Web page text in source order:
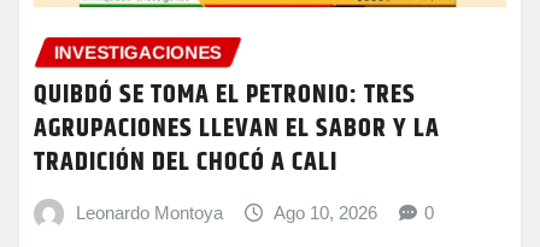
INVESTIGACIONES
QUIBDÓ SE TOMA EL PETRONIO: TRES
AGRUPACIONES LLEVAN EL SABOR Y LA
TRADICIÓN DEL CHOCÓ A CALI
Leonardo Montoya Ago 10, 2026